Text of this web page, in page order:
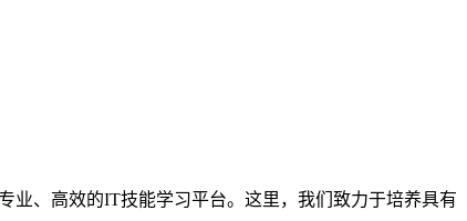
、高效的IT技能学习平台。这里，我们致力于培养具有